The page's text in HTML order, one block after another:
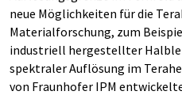
neue Möglichkeiten für die
Materialforschung, zum
industriell hergestellter
spektraler Auflösung im
von Fraunhofer IPM